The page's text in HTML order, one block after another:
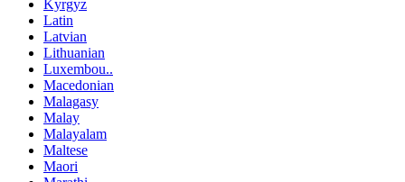
Kyrgyz
Latin
Latvian
Lithuanian
Luxembou..
Macedonian
Malagasy
Malay
Malayalam
Maltese
Maori